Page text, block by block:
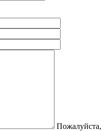
Пожалуйста,